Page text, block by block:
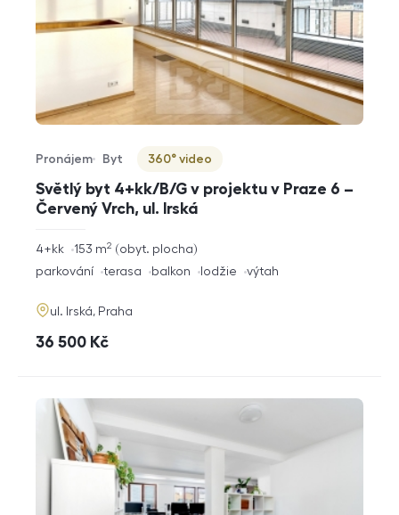
Světlý byt 4+kk/B/G v projektu v Praze 6 –
Červený Vrch, ul. Irská
Typ nabídky
Pronájem
Typ nemovitosti
Byt
Virtuální prohlídka
360° video
rozměry
4+kk obyt. plocha
153 m2
funkce
parkování terasa balkon lodžie výtah
adresa
ul. Irská, Praha
cena
36 500 Kč